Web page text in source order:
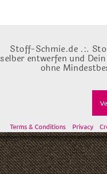
Stoff-Schmie.de .:.
entwerfen und
ohne
Terms & Conditions Privacy